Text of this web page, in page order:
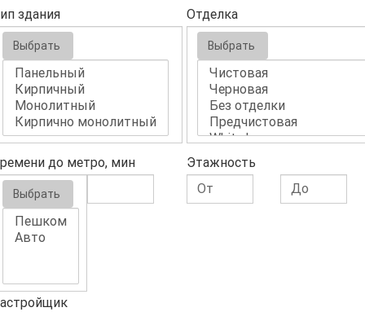
здания
Выбрать
Отделка
Выбрать
до метро, мин
Выбрать
Этажность